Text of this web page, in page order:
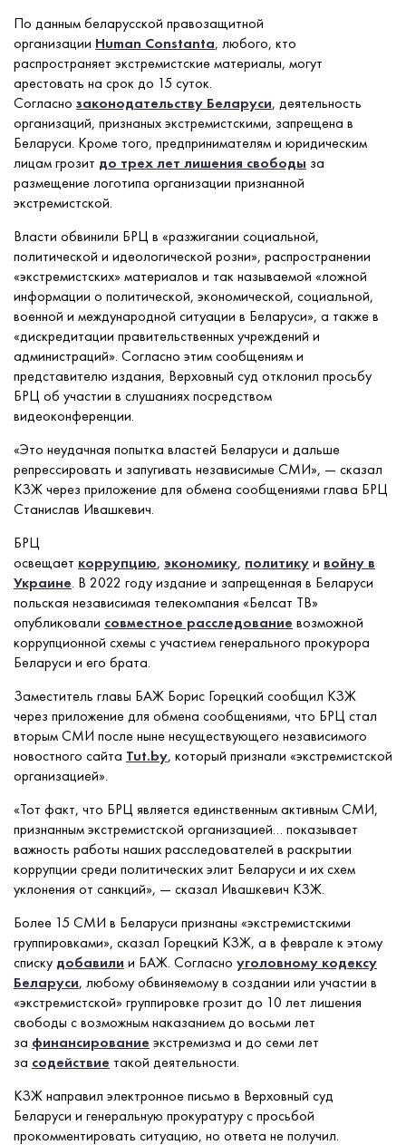
По данным беларусской правозащитной
организации Human Constanta, любого, кто
распространяет экстремистские материалы, могут
арестовать на срок до 15 суток.
Согласно законодательству Беларуси, деятельность
организаций, признаных экстремистскими, запрещена в
Беларуси. Кроме того, предпринимателям и юридическим
лицам грозит до трех лет лишения свободы за
размещение логотипа организации признанной
экстремистской.
Власти обвинили БРЦ в «разжигании социальной,
политической и идеологической розни», распространении
«экстремистских» материалов и так называемой «ложной
информации о политической, экономической, социальной,
военной и международной ситуации в Беларуси», а также в
«дискредитации правительственных учреждений и
администраций». Согласно этим сообщениям и
представителю издания, Верховный суд отклонил просьбу
БРЦ об участии в слушаниях посредством
видеоконференции.
«Это неудачная попытка властей Беларуси и дальше
репрессировать и запугивать независимые СМИ», — сказал
КЗЖ через приложение для обмена сообщениями глава БРЦ
Станислав Ивашкевич.
БРЦ
освещает коррупцию, экономику, политикуи войну в
Украине. В 2022 году издание и запрещенная в Беларуси
польская независимая телекомпания «Белсат ТВ»
опубликовали совместное расследование возможной
коррупционной схемы с участием генерального прокурора
Беларуси и его брата.
Заместитель главы БАЖ Борис Горецкий сообщил КЗЖ
через приложение для обмена сообщениями, что БРЦ стал
вторым СМИ после ныне несуществующего независимого
новостного сайта Tut.by, который признали «экстремистской
организацией».
«Тот факт, что БРЦ является единственным активным СМИ,
признанным экстремистской организацией… показывает
важность работы наших расследователей в раскрытии
коррупции среди политических элит Беларуси и их схем
уклонения от санкций», — сказал Ивашкевич КЗЖ.
Более 15 СМИ в Беларуси признаны «экстремистскими
группировками», сказал Горецкий КЗЖ, а в феврале к этому
списку добавили и БАЖ. Согласно уголовному кодексу
Беларуси, любому обвиняемому в создании или участии в
«экстремистской» группировке грозит до 10 лет лишения
свободы с возможным наказанием до восьми лет
за финансирование экстремизма и до семи лет
за содействие такой деятельности.
КЗЖ направил электронное письмо в Верховный суд
Беларуси и генеральную прокуратуру с просьбой
прокомментировать ситуацию, но ответа не получил.